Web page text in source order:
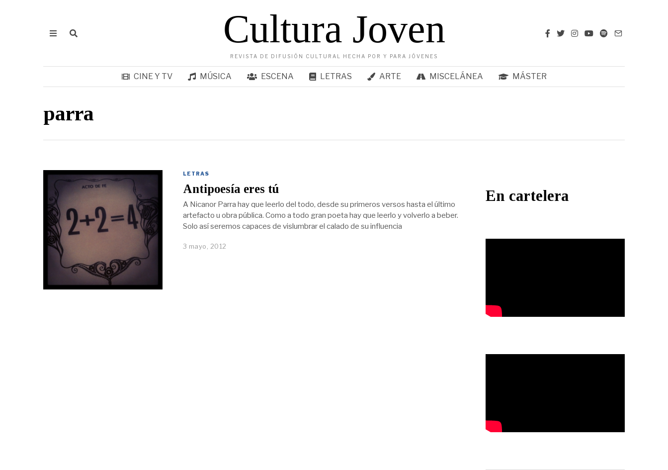
Cultura Joven
REVISTA DE DIFUSIÓN CULTURAL HECHA POR Y PARA JÓVENES
CINE Y TV MÚSICA ESCENA LETRAS ARTE MISCELÁNEA MÁSTER
parra
LETRAS
Antipoesía eres tú
A Nicanor Parra hay que leerlo del todo, desde su primeros versos hasta el último
artefacto u obra pública. Como a todo gran poeta hay que leerlo y volverlo a beber.
Solo así seremos capaces de vislumbrar el calado de su influencia
3 mayo, 2012
En cartelera